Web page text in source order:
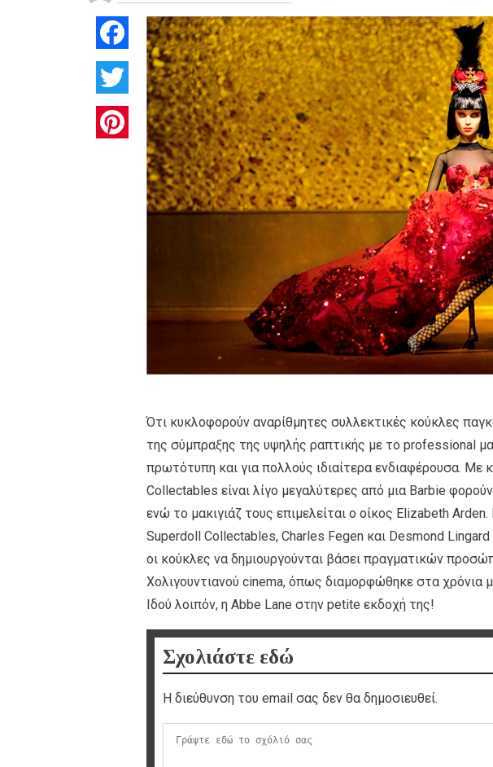
Facebook
Twitter
Pinterest
Ότι κυκλοφορούν αναρίθμητες συλλεκτικές κούκλες
της σύμπραξης της υψηλής ραπτικής με το professional
πρωτότυπη και για πολλούς ιδιαίτερα ενδιαφέρουσα. Με
Collectables είναι λίγο μεγαλύτερες από μια Barbie
ενώ το μακιγιάζ τους επιμελείται ο οίκος Elizabeth
Superdoll Collectables, Charles Fegen και Desmond
οι κούκλες να δημιουργούνται βάσει πραγματικών
Χολιγουντιανού cinema, όπως διαμορφώθηκε στα
Ιδού λοιπόν, η Αbbe Lane στην petite εκδοχή της!
Σχολιάστε εδώ
Η διεύθυνση του email σας δεν θα δημοσιευθεί.